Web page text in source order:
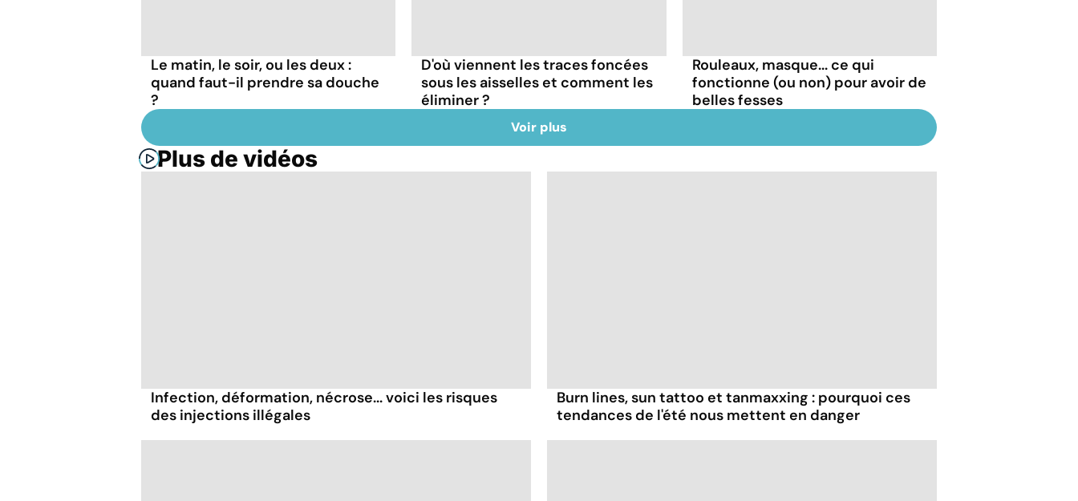
Le matin, le soir, ou les deux :
quand faut-il prendre sa douche
?
D'où viennent les traces foncées
sous les aisselles et comment les
éliminer ?
Rouleaux, masque... ce qui
fonctionne (ou non) pour avoir de
belles fesses
Voir plus
Plus de vidéos
Infection, déformation, nécrose... voici les risques
des injections illégales
Burn lines, sun tattoo et tanmaxxing : pourquoi ces
tendances de l'été nous mettent en danger